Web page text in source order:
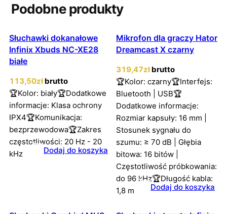
Podobne produkty
Słuchawki dokanałowe
Infinix Xbuds NC-XE28
białe
113,50zł brutto
🏆Kolor: biały🏆Dodatkowe
informacje: Klasa ochrony
IPX4🏆Komunikacja:
bezprzewodowa🏆Zakres
częstotliwości: 20 Hz - 20
kHz
Dodaj do koszyka
Mikrofon dla graczy Hator
Dreamcast X czarny
319,47zł brutto
🏆Kolor: czarny🏆Interfejs:
Bluetooth | USB🏆
Dodatkowe informacje:
Rozmiar kapsuły: 16 mm |
Stosunek sygnału do
szumu: ≥ 70 dB | Głębia
bitowa: 16 bitów |
Częstotliwość próbkowania:
do 96 kHz🏆Długość kabla:
1,8 m
Dodaj do koszyka